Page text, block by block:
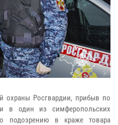
охраны Росгвардии, прибыв по
в один из симферопольских
подозрению в краже товара